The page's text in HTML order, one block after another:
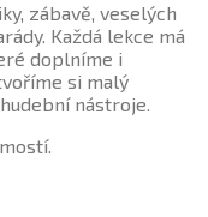
zábavě, veselých
Každá lekce má
doplníme i
si malý
nástroje.